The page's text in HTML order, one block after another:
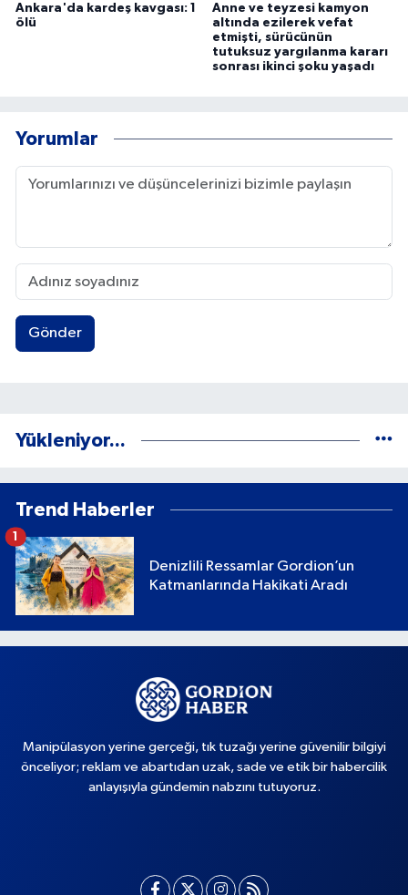
Ankara'da kardeş kavgası: 1
ölü
Anne ve teyzesi kamyon
altında ezilerek vefat
etmişti, sürücünün
tutuksuz yargılanma kararı
sonrası ikinci şoku yaşadı
Yorumlar
Gönder
Yükleniyor...
Trend Haberler
Denizlili Ressamlar Gordion’un
Katmanlarında Hakikati Aradı
1
Manipülasyon yerine gerçeği, tık tuzağı yerine güvenilir bilgiyi
önceliyor; reklam ve abartıdan uzak, sade ve etik bir habercilik
anlayışıyla gündemin nabzını tutuyoruz.